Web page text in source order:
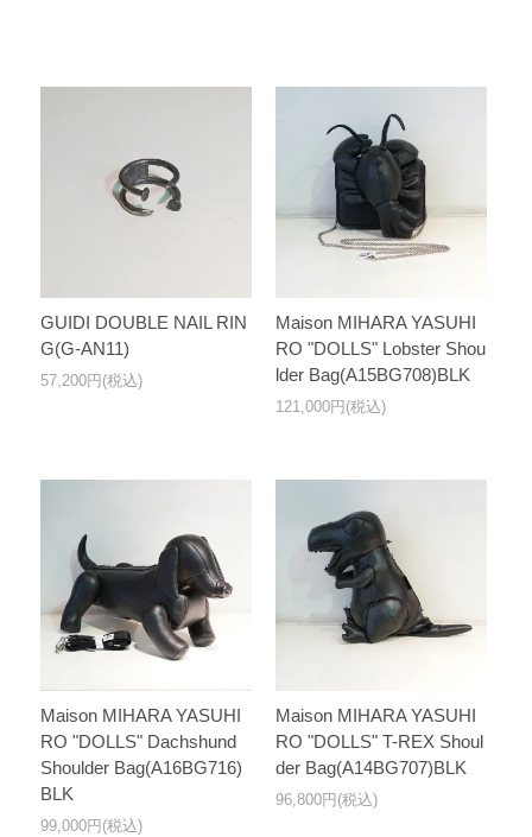
GUIDI DOUBLE NAIL RIN
G(G-AN11)
57,200円(税込)
Maison MIHARA YASUHI
RO "DOLLS" Lobster Shou
lder Bag(A15BG708)BLK
121,000円(税込)
Maison MIHARA YASUHI
RO "DOLLS" Dachshund
Shoulder Bag(A16BG716)
BLK
99,000円(税込)
Maison MIHARA YASUHI
RO "DOLLS" T-REX Shoul
der Bag(A14BG707)BLK
96,800円(税込)